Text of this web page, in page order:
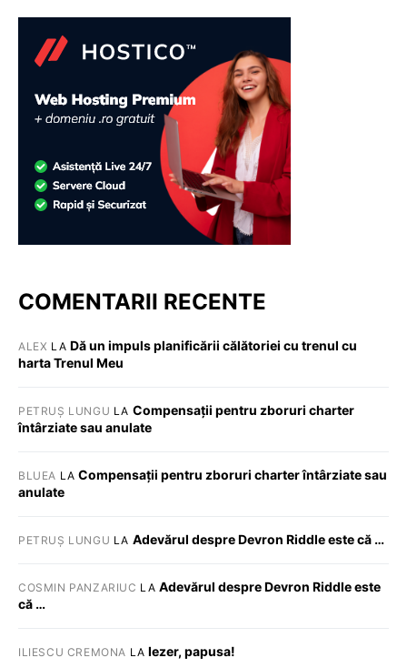
COMENTARII RECENTE
ALEX LA Dă un impuls planificării călătoriei cu trenul cu
harta Trenul Meu
PETRUȘ LUNGU LA Compensații pentru zboruri charter
întârziate sau anulate
BLUEA LACompensații pentru zboruri charter întârziate sau
anulate
PETRUȘ LUNGU LA Adevărul despre Devron Riddle este că …
COSMIN PANZARIUC LA Adevărul despre Devron Riddle este
că …
ILIESCU CREMONA LA Iezer, papusa!